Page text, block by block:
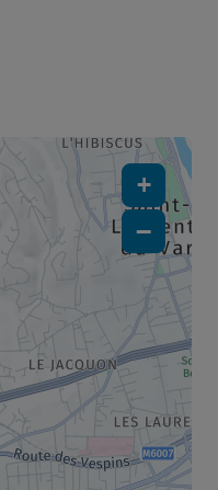
+
−